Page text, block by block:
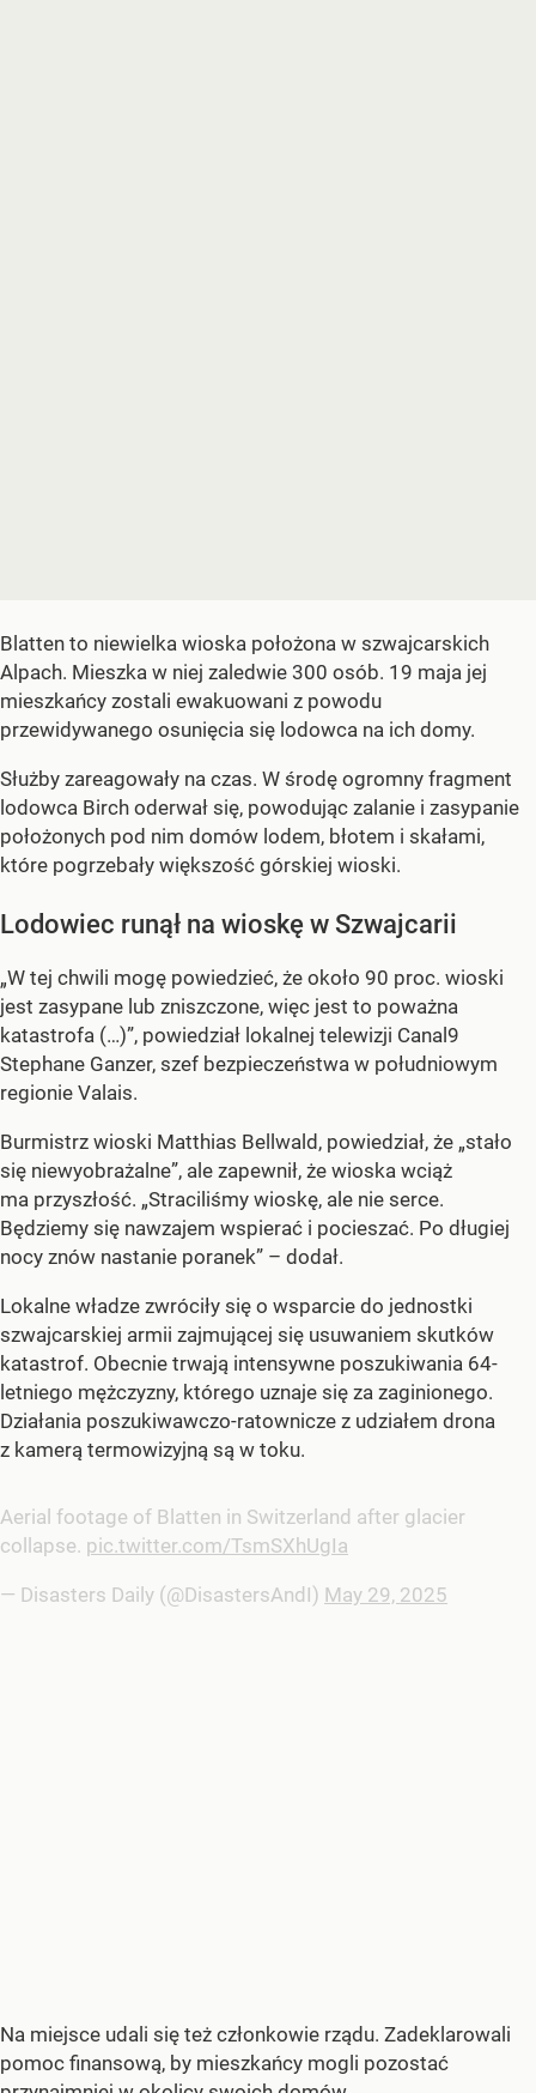
Blatten to niewielka wioska położona w szwajcarskich
Alpach. Mieszka w niej zaledwie 300 osób. 19 maja jej
mieszkańcy zostali ewakuowani z powodu
przewidywanego osunięcia się lodowca na ich domy.
Służby zareagowały na czas. W środę ogromny fragment
lodowca Birch oderwał się, powodując zalanie i zasypanie
położonych pod nim domów lodem, błotem i skałami,
które pogrzebały większość górskiej wioski.
Lodowiec runął na wioskę w Szwajcarii
„W tej chwili mogę powiedzieć, że około 90 proc. wioski
jest zasypane lub zniszczone, więc jest to poważna
katastrofa (…)”, powiedział lokalnej telewizji Canal9
Stephane Ganzer, szef bezpieczeństwa w południowym
regionie Valais.
Burmistrz wioski Matthias Bellwald, powiedział, że „stało
się niewyobrażalne”, ale zapewnił, że wioska wciąż
ma przyszłość. „Straciliśmy wioskę, ale nie serce.
Będziemy się nawzajem wspierać i pocieszać. Po długiej
nocy znów nastanie poranek” – dodał.
Lokalne władze zwróciły się o wsparcie do jednostki
szwajcarskiej armii zajmującej się usuwaniem skutków
katastrof. Obecnie trwają intensywne poszukiwania 64-
letniego mężczyzny, którego uznaje się za zaginionego.
Działania poszukiwawczo-ratownicze z udziałem drona
z kamerą termowizyjną są w toku.
Aerial footage of Blatten in Switzerland after glacier
collapse. pic.twitter.com/TsmSXhUgIa
— Disasters Daily (@DisastersAndI) May 29, 2025
Na miejsce udali się też członkowie rządu. Zadeklarowali
pomoc finansową, by mieszkańcy mogli pozostać